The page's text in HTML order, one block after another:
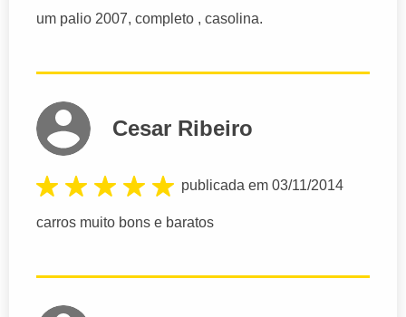
um palio 2007, completo , casolina.
Cesar Ribeiro
publicada em 03/11/2014
carros muito bons e baratos